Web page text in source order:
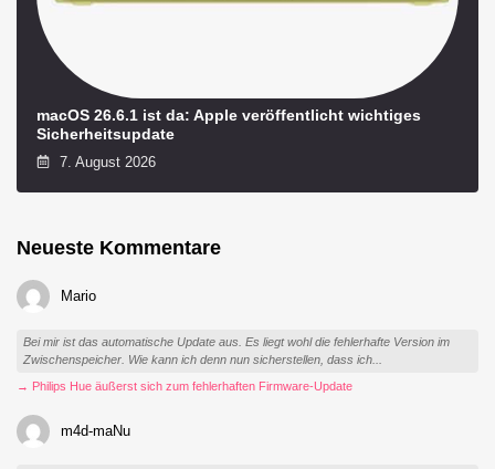
macOS 26.6.1 ist da: Apple veröffentlicht wichtiges
Sicherheitsupdate
7. August 2026
Neueste Kommentare
Mario
Bei mir ist das automatische Update aus. Es liegt wohl die fehlerhafte Version im
Zwischenspeicher. Wie kann ich denn nun sicherstellen, dass ich...
→ Philips Hue äußerst sich zum fehlerhaften Firmware-Update
m4d-maNu